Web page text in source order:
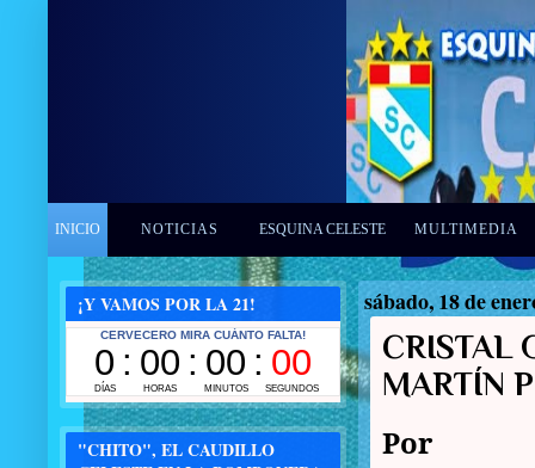
INICIO NOTICIAS ESQUINA CELESTE MULTIMEDIA
sábado, 18 de
CRISTAL
MARTÍN
Por
¡Y VAMOS POR LA 21!
"CHITO", EL CAUDILLO